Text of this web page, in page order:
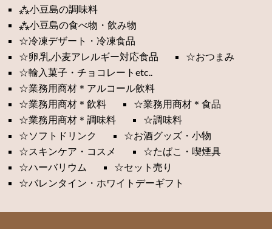
⁂小豆島の調味料
⁂小豆島の食べ物・飲み物
☆冷凍デザート・冷凍食品
☆卵,乳,小麦アレルギー対応食品
☆おつまみ
☆輸入菓子・チョコレートetc..
☆業務用商材＊アルコール飲料
☆業務用商材＊飲料
☆業務用商材＊食品
☆業務用商材＊調味料
☆調味料
☆ソフトドリンク
☆お酒グッズ・小物
☆スキンケア・コスメ
☆たばこ・喫煙具
☆ハーバリウム
☆セット売り
☆バレンタイン・ホワイトデーギフト